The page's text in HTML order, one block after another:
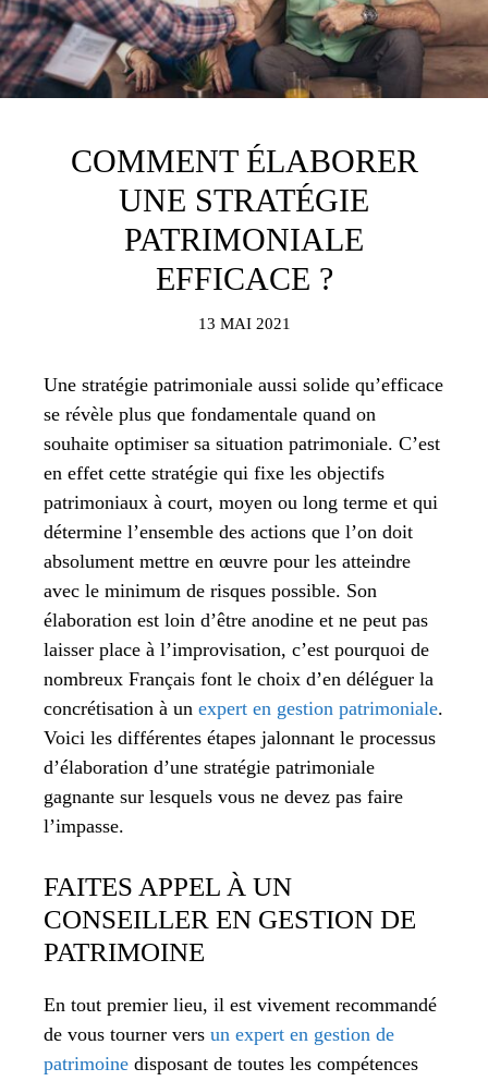
COMMENT ÉLABORER
UNE STRATÉGIE
PATRIMONIALE
EFFICACE ?
13 MAI 2021
Une stratégie patrimoniale aussi solide qu’efficace
se révèle plus que fondamentale quand on
souhaite optimiser sa situation patrimoniale. C’est
en effet cette stratégie qui fixe les objectifs
patrimoniaux à court, moyen ou long terme et qui
détermine l’ensemble des actions que l’on doit
absolument mettre en œuvre pour les atteindre
avec le minimum de risques possible. Son
élaboration est loin d’être anodine et ne peut pas
laisser place à l’improvisation, c’est pourquoi de
nombreux Français font le choix d’en déléguer la
concrétisation à un expert en gestion patrimoniale.
Voici les différentes étapes jalonnant le processus
d’élaboration d’une stratégie patrimoniale
gagnante sur lesquels vous ne devez pas faire
l’impasse.
FAITES APPEL À UN
CONSEILLER EN GESTION DE
PATRIMOINE
En tout premier lieu, il est vivement recommandé
de vous tourner vers un expert en gestion de
patrimoine disposant de toutes les compétences